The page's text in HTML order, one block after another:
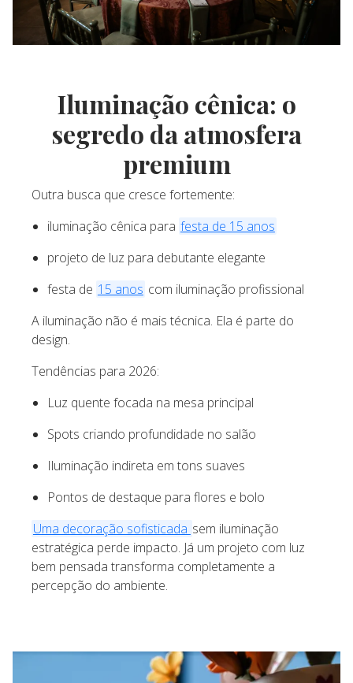
Iluminação cênica: o
segredo da atmosfera
premium
Outra busca que cresce fortemente:
iluminação cênica para festa de 15 anos
projeto de luz para debutante elegante
festa de 15 anos com iluminação profissional
A iluminação não é mais técnica. Ela é parte do
design.
Tendências para 2026:
Luz quente focada na mesa principal
Spots criando profundidade no salão
Iluminação indireta em tons suaves
Pontos de destaque para flores e bolo
Uma decoração sofisticada sem iluminação
estratégica perde impacto. Já um projeto com luz
bem pensada transforma completamente a
percepção do ambiente.